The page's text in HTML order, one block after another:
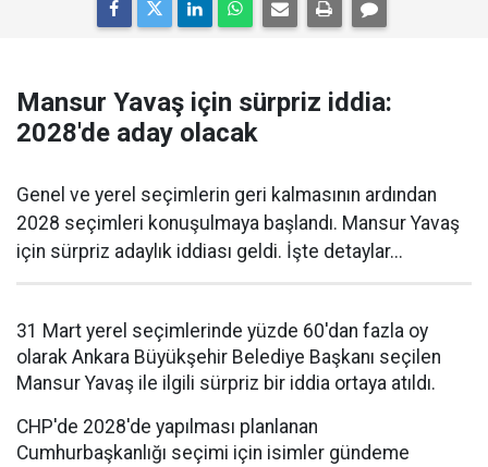
Mansur Yavaş için sürpriz iddia:
2028'de aday olacak
Genel ve yerel seçimlerin geri kalmasının ardından
2028 seçimleri konuşulmaya başlandı. Mansur Yavaş
için sürpriz adaylık iddiası geldi. İşte detaylar...
31 Mart yerel seçimlerinde yüzde 60'dan fazla oy
olarak Ankara Büyükşehir Belediye Başkanı seçilen
Mansur Yavaş ile ilgili sürpriz bir iddia ortaya atıldı.
CHP'de 2028'de yapılması planlanan
Cumhurbaşkanlığı seçimi için isimler gündeme